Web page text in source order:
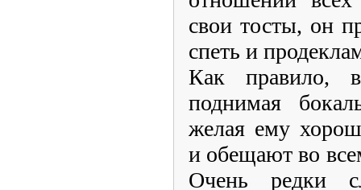
свои тосты, он
спеть и
Как правило,
поднимая
желая ему
и обещают во
Очень редки